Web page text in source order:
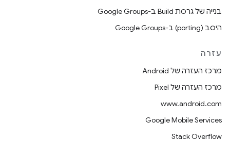
בנייה של גרסת Build ב-Google Groups
היסב (porting) ב-Google Groups
עזרה
מרכז העזרה של Android
מרכז העזרה של Pixel
www.android.com
Google Mobile Services
Stack Overflow